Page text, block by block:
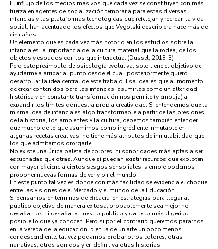
El influjo de los medios masivos que cada vez se constituyen con más
fuerza en agentes de socialización temprana para estas diversas
infancias y las plataformas tecnológicas que refelejan y recrean la vida
social, han acentuado los efectos que Vygotski describiera hace más de
cien años.
Un elemento que es cada vez más notorio en los estudios sobre la
infancia es la importancia de la cultura material que la rodea, de los
objetos y espacios con los que interactúa. (Dussel, 2018: 3)
Pero este preámbulo de psicología evolutiva, solo tiene el objetivo de
ayudarme a arribar al punto desde el cual, posteriormente quiero
desarrollar la idea central de este trabajo. Esa idea es que al momento
de crear contenidos para las infancias, asumirlas como un alteridad
histórica y en constante transformación nos permite (y empuja) a
expandir los límites de nuestra propia creatividad. Si entendemos que la
misma idea de infancia es algo transformable a partir de las presiones
de la historia, los ambientes y la cultura, debemos también entender
que mucho de lo que asumimos como ingrediente inmutable en
algunas recetas creativas, no tiene más atributos de inmutabilidad que
los que admitamos otorgarle.
No existe una única paleta de colores, ni sonoridades más aptas a ser
escuchadas que otras. Aunque sí puedan existir recursos que exploten
con mayor eficiencia ciertos sesgos sensoriales, siempre podemos
proponer nuevas formas de ver y oir el mundo.
En este punto tal vez es donde con más facilidad se evidencia el choque
entre las visiones de el Mercado y el mundo de la Educación.
Si pensamos en términos de eficacia, en estrategias para llegar al
público objetivo de manera exitosa, probablemente sea mejor no
desafiarnos ni desafiar a nuestro público y darle lo más digerido
posible lo que ya conocen. Pero si por el contrario queremos pararnos
en la vereda de la educación, o en la de un arte un poco menos
condescendiente, tal vez podamos probar otros colores, otras
narrativas, otros sonidos y en definitiva otras historias.